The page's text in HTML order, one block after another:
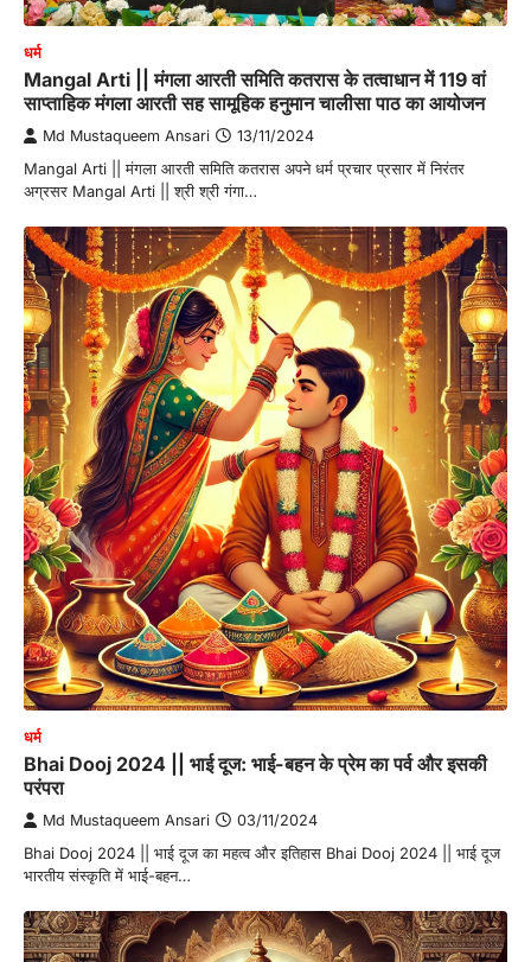
धर्म
Mangal Arti || मंगला आरती समिति कतरास के तत्वाधान में 119 वां
साप्ताहिक मंगला आरती सह सामूहिक हनुमान चालीसा पाठ का आयोजन
Md Mustaqueem Ansari 13/11/2024
Mangal Arti || मंगला आरती समिति कतरास अपने धर्म प्रचार प्रसार में निरंतर
अग्रसर Mangal Arti || श्री श्री गंगा…
धर्म
Bhai Dooj 2024 || भाई दूज: भाई-बहन के प्रेम का पर्व और इसकी
परंपरा
Md Mustaqueem Ansari 03/11/2024
Bhai Dooj 2024 || भाई दूज का महत्व और इतिहास Bhai Dooj 2024 || भाई दूज
भारतीय संस्कृति में भाई-बहन…